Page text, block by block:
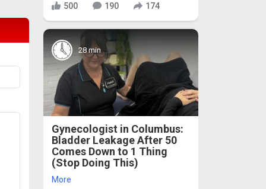
500 190 174
28 min
Gynecologist in Columbus:
Bladder Leakage After 50
Comes Down to 1 Thing
(Stop Doing This)
More